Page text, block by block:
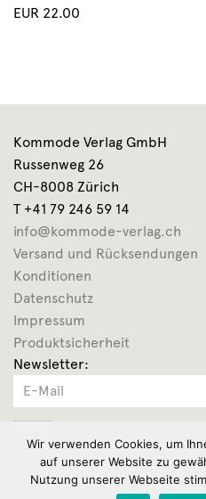
EUR 22.00
Kommode Verlag GmbH
Russenweg 26
CH-8008 Zürich
T +41 79 246 59 14
info@kommode-verlag.ch
Versand und Rücksendungen
Konditionen
Datenschutz
Impressum
Produktsicherheit
Newsletter:
OK
Wir verwenden Cookies, um
auf unserer Website zu
Nutzung unserer Webseite